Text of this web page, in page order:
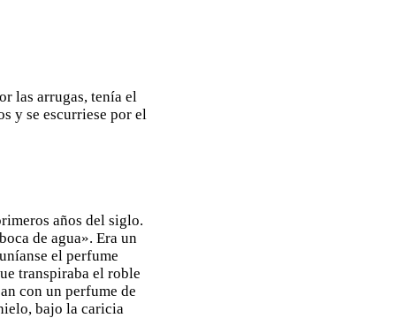
las arrugas, tenía el
y se escurriese por el
años del siglo.
de agua». Era un
el perfume
transpiraba el roble
con un perfume de
bajo la caricia